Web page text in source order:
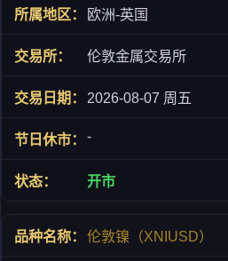
欧洲-英国
伦敦金属交易所
2026-08-07 周五
-
开市
伦敦镍（XNIUSD）